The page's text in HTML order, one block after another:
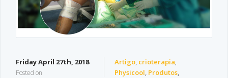
Friday April 27th, 2018
Posted on
Artigo, crioterapia,
Physicool, Produtos,